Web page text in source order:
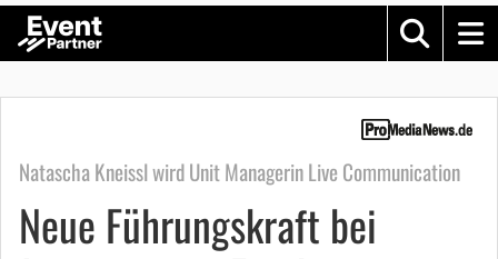
Natascha Kneissl wird Unit Managerin Live Communication
Neue Führungskraft bei